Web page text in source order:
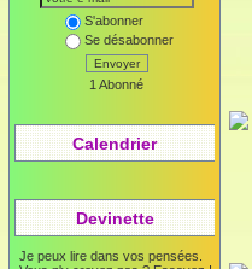
S'abonner
Se désabonner
Envoyer
1 Abonné
Calendrier
Devinette
Je peux lire dans vos pensées.